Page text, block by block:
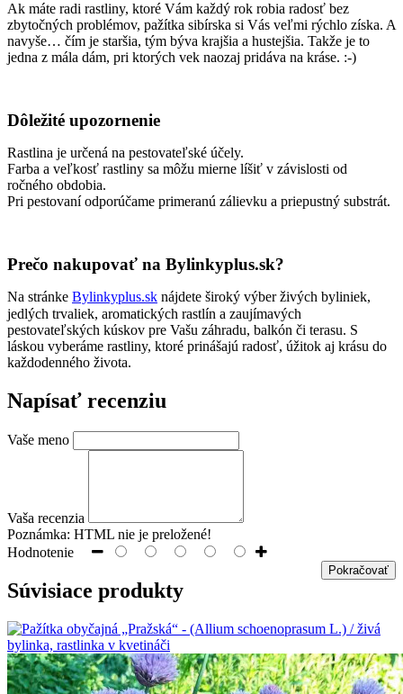
Ak máte radi rastliny, ktoré Vám každý rok robia radosť bez
zbytočných problémov, pažítka sibírska si Vás veľmi rýchlo získa. A
navyše… čím je staršia, tým býva krajšia a hustejšia. Takže je to
jedna z mála dám, pri ktorých vek naozaj pridáva na kráse. :-)
Dôležité upozornenie
Rastlina je určená na pestovateľské účely.
Farba a veľkosť rastliny sa môžu mierne líšiť v závislosti od
ročného obdobia.
Pri pestovaní odporúčame primeranú zálievku a priepustný substrát.
Prečo nakupovať na Bylinkyplus.sk?
Na stránke Bylinkyplus.sk nájdete široký výber živých byliniek,
jedlých trvaliek, aromatických rastlín a zaujímavých
pestovateľských kúskov pre Vašu záhradu, balkón či terasu. S
láskou vyberáme rastliny, ktoré prinášajú radosť, úžitok aj krásu do
každodenného života.
Napísať recenziu
Vaše meno
Vaša recenzia
Poznámka: HTML nie je preložené!
Hodnotenie
Pokračovať
Súvisiace produkty